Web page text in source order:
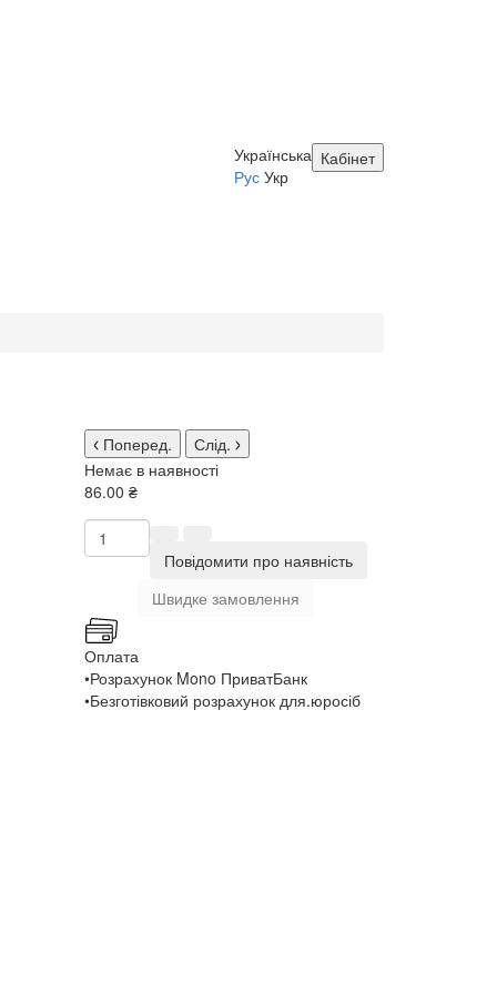
Кабінет
Українська
Рус Укр
Поперед.
Слід.
Немає в наявності
86.00 ₴
Повідомити про наявність
Швидке замовлення
Оплата
•Розрахунок Mono ПриватБанк
•Безготівковий розрахунок для.юросіб